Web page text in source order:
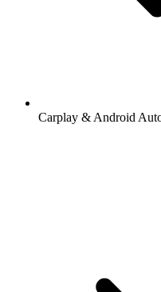
Carplay & Android